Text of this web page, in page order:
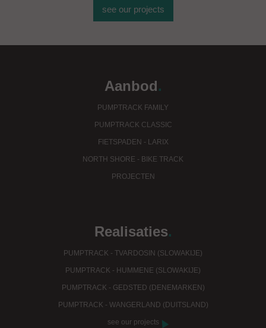
see our projects
Aanbod.
PUMPTRACK FAMILY
PUMPTRACK CLASSIC
FIETSPADEN - LARIX
NORTH SHORE - BIKE TRACK
PROJECTEN
Realisaties.
PUMPTRACK - TVARDOSIN (SLOWAKIJE)
PUMPTRACK - HUMMENE (SLOWAKIJE)
PUMPTRACK - GEDSTED (DENEMARKEN)
PUMPTRACK - WANGERLAND (DUITSLAND)
see our projects